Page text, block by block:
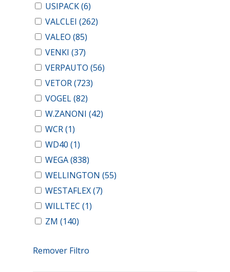
USIPACK(6)
VALCLEI (262)
VALEO (85)
VENKI (37)
VERPAUTO (56)
VETOR(723)
VOGEL(82)
W.ZANONI (42)
WCR(1)
WD40 (1)
WEGA(838)
WELLINGTON (55)
WESTAFLEX(7)
WILLTEC (1)
ZM (140)
Remover Filtro